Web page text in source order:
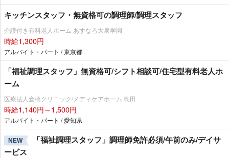
キッチンスタッフ・無資格可の調理師/調理スタッフ
介護付き有料老人ホーム あすなろ大泉学園
時給1,300円
アルバイト・パート / 東京都
「福祉調理スタッフ」無資格可/シフト相談可/住宅型有料老人ホ
ーム
医療法人倉橋クリニック/メディケアホーム 島田
時給1,140円～1,500円
アルバイト・パート / 愛知県
NEW
「福祉調理スタッフ」調理師免許必須/午前のみ/デイサ
ービス